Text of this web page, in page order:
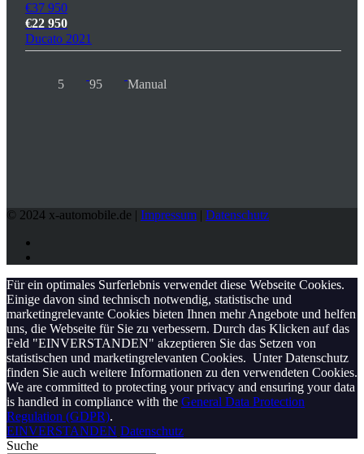
€37 950
€22 950
Ducato 2021
5 95 Manual
© 2024 x-automobile.de | Impressum | Datenschutz
Für ein optimales Surferlebnis verwendet diese Webseite Cookies.
Einige davon sind technisch notwendig, statistische und
marketingrelevante Cookies bieten Ihnen mehr Angebote und helfen
uns, die Webseite für Sie zu verbessern. Durch das Klicken auf das
Feld "EINVERSTANDEN" akzeptieren Sie das Setzen von
statistischen und marketingrelevanten Cookies. Unter Datenschutz
finden Sie auch weitere Informationen zu den verwendeten Cookies.
We are committed to protecting your privacy and ensuring your data
is handled in compliance with the General Data Protection
Regulation (GDPR).
EINVERSTANDEN Datenschutz
Suche